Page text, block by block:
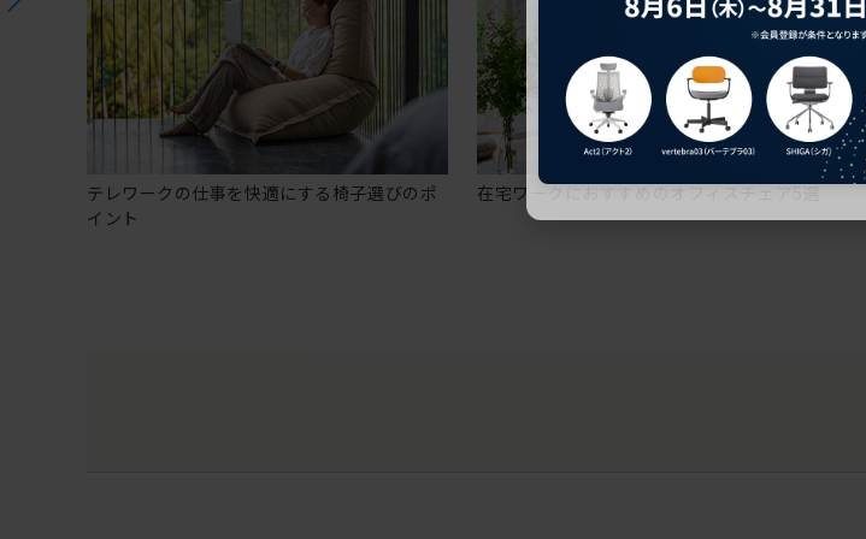
テレワークの仕事を快適にする椅子選びのポ
イント
在宅ワークにおすすめのオフィスチェア5選